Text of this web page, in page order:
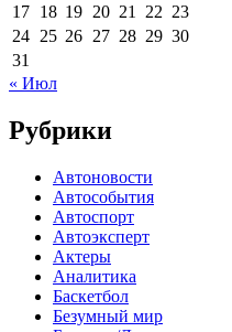
17 18 19 20 21 22 23
24 25 26 27 28 29 30
31
« Июл
Рубрики
Автоновости
Автособытия
Автоспорт
Автоэксперт
Актеры
Аналитика
Баскетбол
Безумный мир